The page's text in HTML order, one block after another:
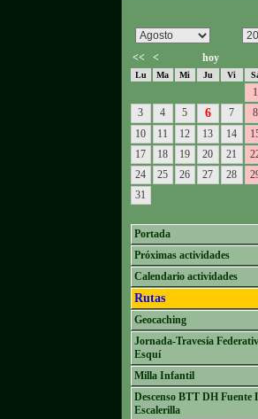
<< < hoy
Lu Ma Mi Ju Vi
1
3
4 5 6 7 8
10
11 12 13 14
17
18 19 20 21
24
25 26 27 28
31
Portada
Próximas actividades
Calendario actividades
Rutas
Geocaching
Jornada-Travesía
Esquí
Milla Infantil
Descenso BTT DH Fuente
Escalerilla